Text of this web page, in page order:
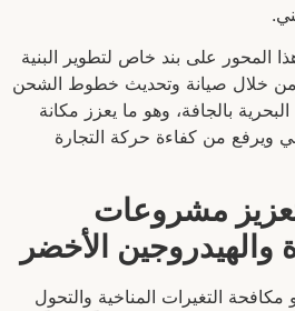
المحور على بند خاص لتطوير البنية
من خلال صيانة وتحديث خطوط الشحن
بالجافة، وهو ما يعزز مكانة
من كفاءة حركة التجارة
تعزيز مشروعات
والهيدروجين الأخضر
التغيرات المناخية والتحول